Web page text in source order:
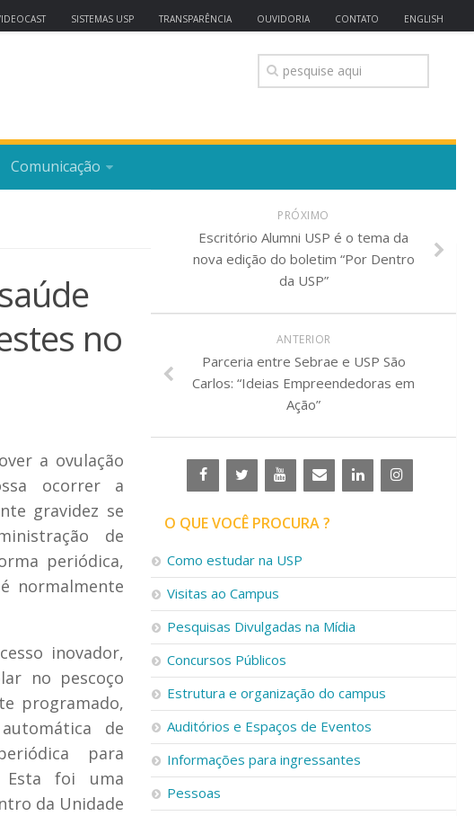
SISTEMAS USP TRANSPARÊNCIA OUVIDORIA CONTATO ENGLISH
Comunicação
no
a ovulação
ocorrer a
gravidez se
de
periódica,
normalmente
inovador,
no pescoço
programado,
de
para
Esta foi uma
da Unidade
PRÓXIMO
Escritório Alumni USP é o tema da
nova edição do boletim “Por Dentro
da USP”
ANTERIOR
Parceria entre Sebrae e USP São
Carlos: “Ideias Empreendedoras em
Ação”
O QUE VOCÊ PROCURA ?
Como estudar na USP
Visitas ao Campus
Pesquisas Divulgadas na Mídia
Concursos Públicos
Estrutura e organização do campus
Auditórios e Espaços de Eventos
Informações para ingressantes
Pessoas